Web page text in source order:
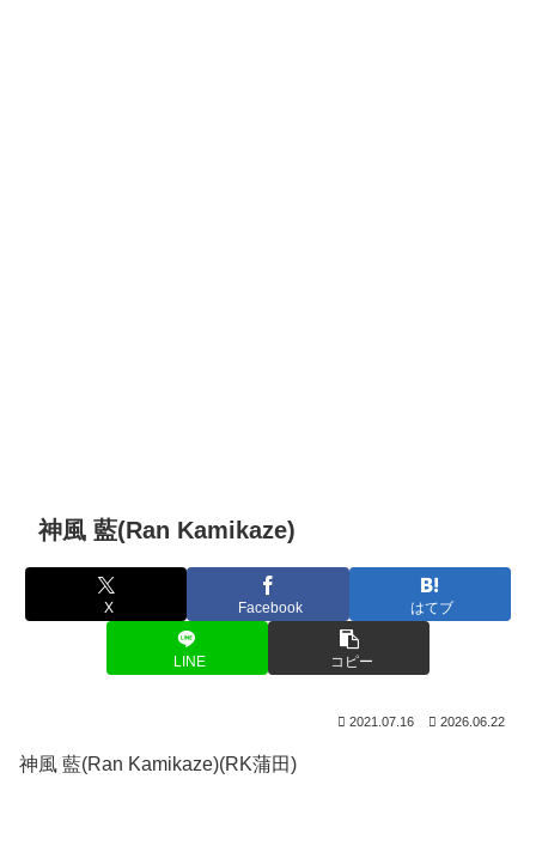
神風 藍(Ran Kamikaze)
X Facebook はてブ
LINE コピー
2021.07.16 2026.06.22
神風 藍(Ran Kamikaze)(RK蒲田)